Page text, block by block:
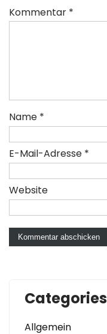
Kommentar *
Name *
E-Mail-Adresse *
Website
Categories
Allgemein